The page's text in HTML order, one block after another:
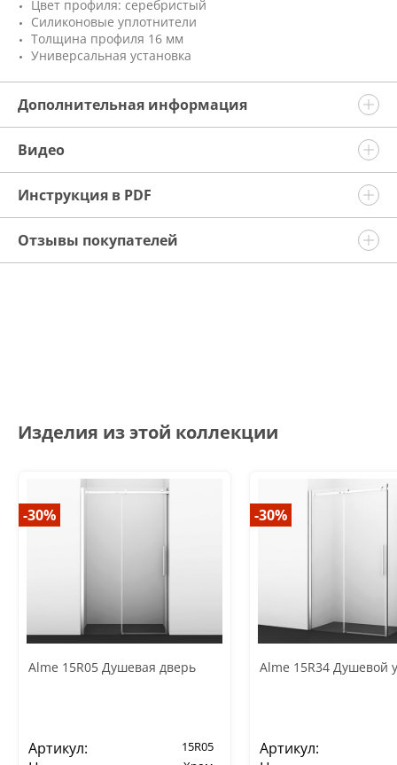
Цвет профиля: серебристый
Силиконовые уплотнители
Толщина профиля 16 мм
Универсальная установка
Дополнительная информация
Видео
Инструкция в PDF
Отзывы покупателей
Изделия из этой коллекции
-30%
Alme 15R05 Душевая дверь
Артикул: 15R05
-30%
Alme 15R34 Душевой
Артикул: